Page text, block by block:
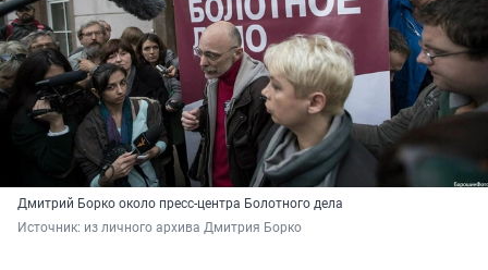
Дмитрий Борко около пресс-центра Болотного дела
Источник: из личного архива Дмитрия Борко